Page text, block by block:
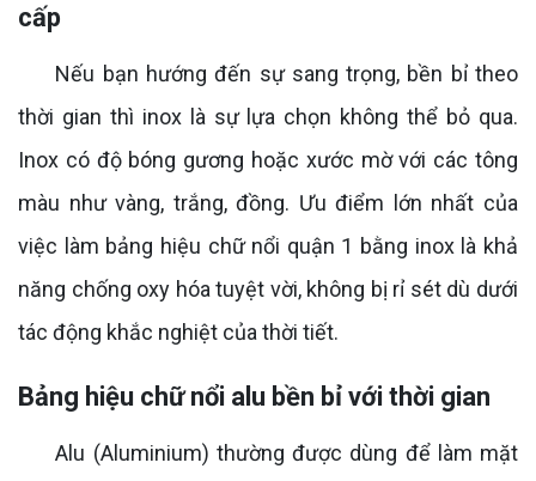
cấp
Nếu bạn hướng đến sự sang trọng, bền bỉ theo
thời gian thì inox là sự lựa chọn không thể bỏ qua.
Inox có độ bóng gương hoặc xước mờ với các tông
màu như vàng, trắng, đồng. Ưu điểm lớn nhất của
việc làm bảng hiệu chữ nổi quận 1 bằng inox là khả
năng chống oxy hóa tuyệt vời, không bị rỉ sét dù dưới
tác động khắc nghiệt của thời tiết.
Bảng hiệu chữ nổi alu bền bỉ với thời gian
Alu (Aluminium) thường được dùng để làm mặt